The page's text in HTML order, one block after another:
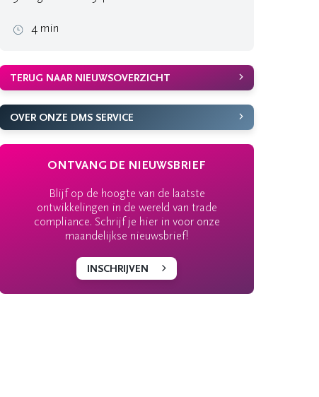
4 min
TERUG NAAR NIEUWSOVERZICHT
OVER ONZE DMS SERVICE
ONTVANG DE NIEUWSBRIEF
Blijf op de hoogte van de laatste
ontwikkelingen in de wereld van trade
compliance. Schrijf je hier in voor onze
maandelijkse nieuwsbrief!
INSCHRIJVEN